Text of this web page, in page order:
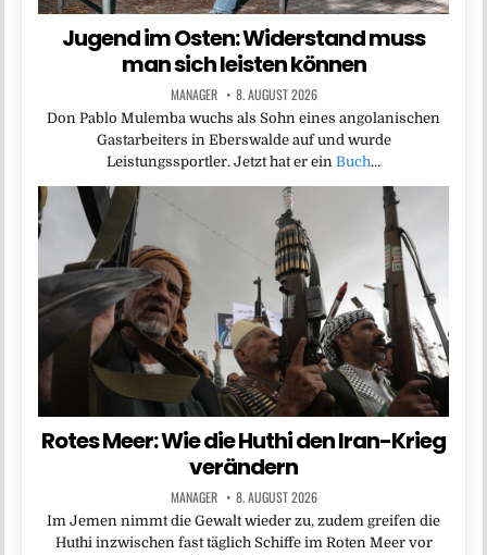
Jugend im Osten: Widerstand muss
man sich leisten können
MANAGER 8. AUGUST 2026
Don Pablo Mulemba wuchs als Sohn eines angolanischen
Gastarbeiters in Eberswalde auf und wurde
Leistungssportler. Jetzt hat er ein Buch…
Rotes Meer: Wie die Huthi den Iran-Krieg
verändern
MANAGER 8. AUGUST 2026
Im Jemen nimmt die Gewalt wieder zu, zudem greifen die
Huthi inzwischen fast täglich Schiffe im Roten Meer vor